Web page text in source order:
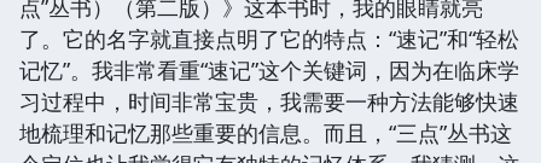
点”丛书）（第二版）》这本书时，我的眼睛就亮
了。它的名字就直接点明了它的特点：“速记”和“轻松
记忆”。我非常看重“速记”这个关键词，因为在临床学
习过程中，时间非常宝贵，我需要一种方法能够快速
地梳理和记忆那些重要的信息。而且，“三点”丛书这